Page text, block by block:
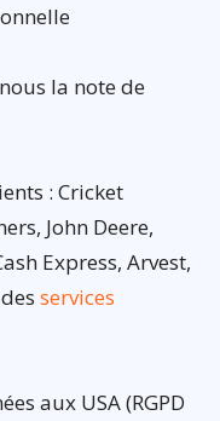
la note de
: Cricket
John Deere,
Express, Arvest,
services
aux USA (RGPD